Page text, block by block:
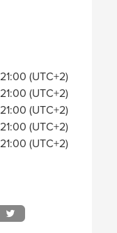
21:00 (UTC+2)
21:00 (UTC+2)
21:00 (UTC+2)
21:00 (UTC+2)
21:00 (UTC+2)